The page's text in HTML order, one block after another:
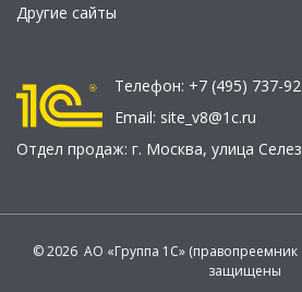
Другие сайты
Телефон: +7 (495) 737-
Email: site_v8@1c.ru
Отдел продаж: г. Москва, улица
© 2026 АО «Группа 1С» (правопреемник
защищены